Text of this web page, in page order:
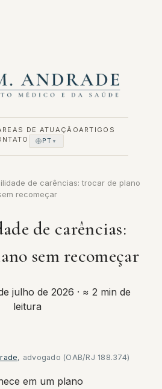
DE ATUAÇÃOARTIGOS
PT ▼
de carências: trocar de plano
recomeçar
de carências:
sem recomeçar
julho de 2026 · ≈ 2 min de
leitura
, advogado (OAB/RJ 188.374)
em um plano